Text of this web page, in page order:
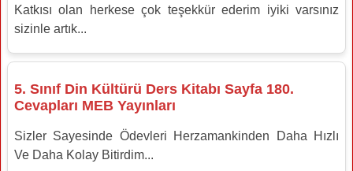
Katkısı olan herkese çok teşekkür ederim iyiki varsınız
sizinle artık...
5. Sınıf Din Kültürü Ders Kitabı Sayfa 180.
Cevapları MEB Yayınları
Sizler Sayesinde Ödevleri Herzamankinden Daha Hızlı
Ve Daha Kolay Bitirdim...